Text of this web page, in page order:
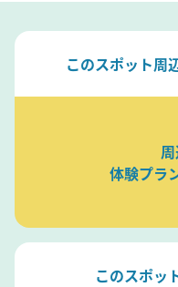
このスポット周
体験プラ
このスポッ